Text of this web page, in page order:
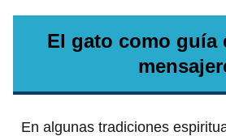
El gato como guía
En algunas tradiciones